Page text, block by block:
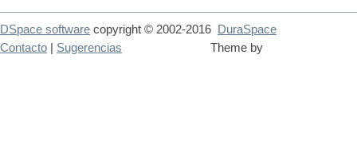
DSpace software copyright © 2002-2016
DuraSpace
Theme by
Contacto Sugerencias